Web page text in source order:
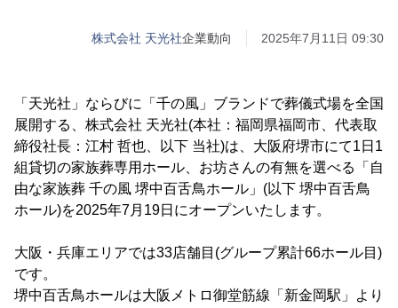
株式会社 天光社企業動向 2025年7月11日 09:30
「天光社」ならびに「千の風」ブランドで葬儀式場を全国
展開する、株式会社 天光社(本社：福岡県福岡市、代表取
締役社長：江村 哲也、以下 当社)は、大阪府堺市にて1日1
組貸切の家族葬専用ホール、お坊さんの有無を選べる「自
由な家族葬 千の風 堺中百舌鳥ホール」(以下 堺中百舌鳥
ホール)を2025年7月19日にオープンいたします。
大阪・兵庫エリアでは33店舗目(グループ累計66ホール目)
です。
堺中百舌鳥ホールは大阪メトロ御堂筋線「新金岡駅」より